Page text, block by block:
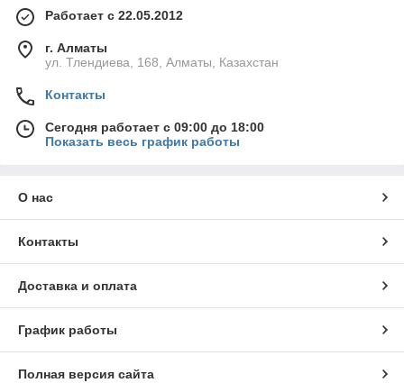
Работает с 22.05.2012
г. Алматы
ул. Тлендиева, 168, Алматы, Казахстан
Контакты
Сегодня работает с 09:00 до 18:00
Показать весь график работы
О нас
Контакты
Доставка и оплата
График работы
Полная версия сайта